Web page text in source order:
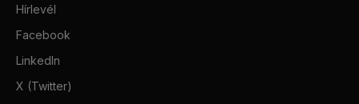
Hírlevél
Facebook
LinkedIn
X (Twitter)